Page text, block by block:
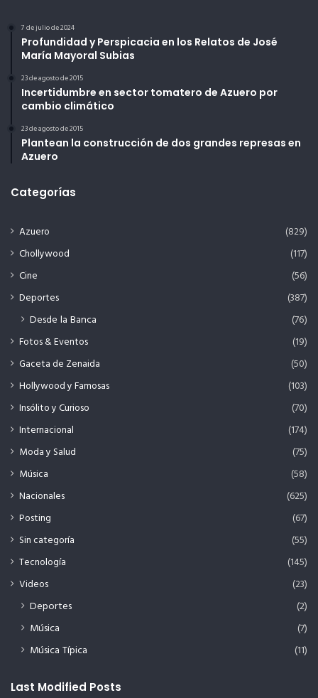
7 de julio de 2024
Profundidad y Perspicacia en los Relatos de José
María Mayoral Subias
23 de agosto de 2015
Incertidumbre en sector tomatero de Azuero por
cambio climático
23 de agosto de 2015
Plantean la construcción de dos grandes represas en
Azuero
Categorías
Azuero
(829)
Chollywood
(117)
Cine
(56)
Deportes
(387)
Desde la Banca (76)
Fotos & Eventos
(19)
Gaceta de Zenaida
(50)
Hollywood y Famosas
(103)
Insólito y Curioso
(70)
Internacional
(174)
Moda y Salud
(75)
Música
(58)
Nacionales
(625)
Posting
(67)
Sin categoría
(55)
Tecnología
(145)
Videos
(23)
Deportes
(2)
Música
(7)
Música Típica
(11)
Last Modified Posts